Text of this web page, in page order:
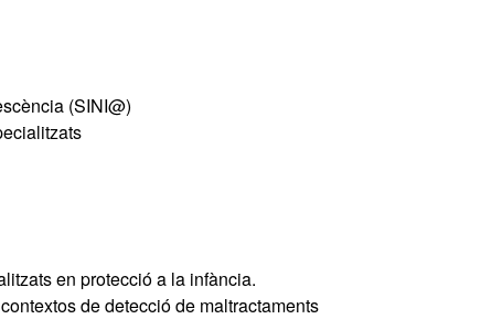
(SINI@)
en protecció a la infància.
de detecció de maltractaments